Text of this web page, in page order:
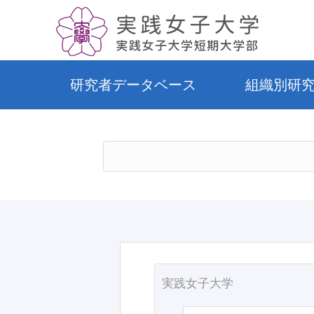
研究者データベース 組織別研
実践女子大学